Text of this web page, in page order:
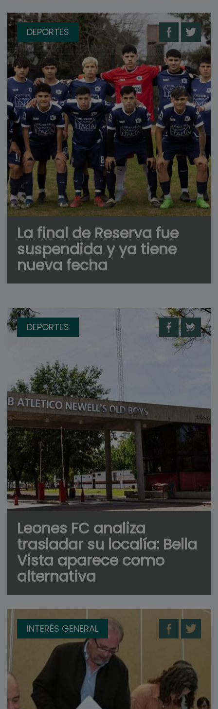
DEPORTES
La final de Reserva fue
suspendida y ya tiene
nueva fecha
DEPORTES
Leones FC analiza
trasladar su localía: Bella
Vista aparece como
alternativa
INTERÉS GENERAL